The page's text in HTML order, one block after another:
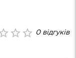
0відгуків